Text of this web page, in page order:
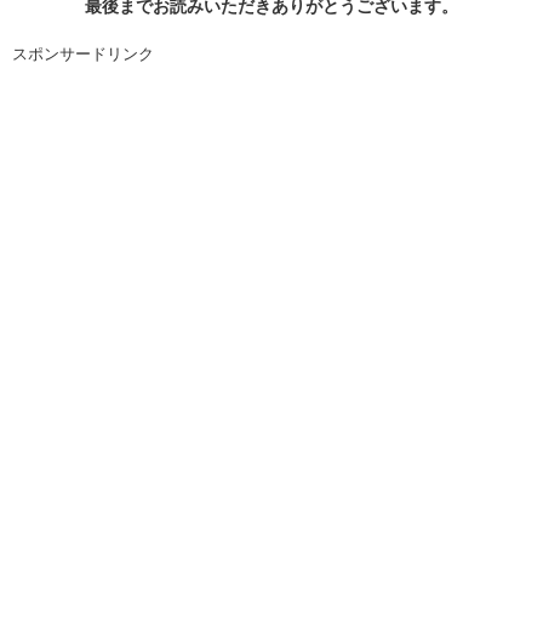
最後までお読みいただきありがとうございます。
スポンサードリンク